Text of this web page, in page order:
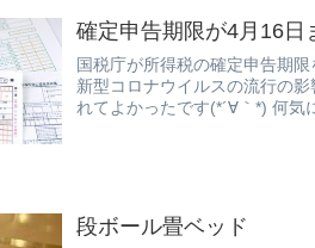
確定申告期限が4月16日
国税庁が所得税の確定申告期
新型コロナウイルスの流行の
れてよ
段ボール畳ベッド